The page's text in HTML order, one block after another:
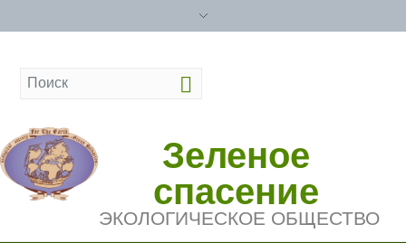
Зеленое
спасение
ЭКОЛОГИЧЕСКОЕ ОБЩЕСТВО